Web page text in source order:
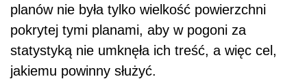
planów nie była tylko wielkość powierzchni
pokrytej tymi planami, aby w pogoni za
statystyką nie umknęła ich treść, a więc cel,
jakiemu powinny służyć.